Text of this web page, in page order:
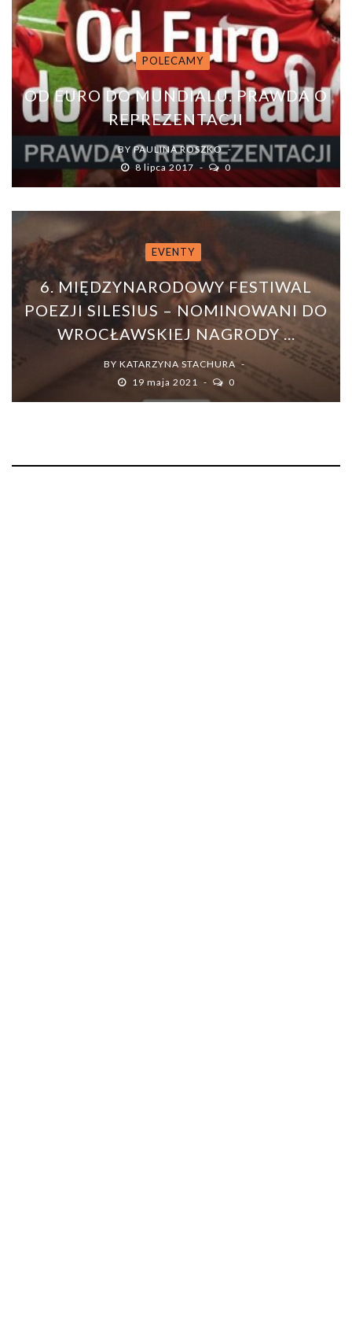
POLECAMY
OD EURO DO MUNDIALU. PRAWDA O
REPREZENTACJI
BYPAULINA ROSZKO
8 lipca 2017
0
EVENTY
6. MIĘDZYNARODOWY FESTIWAL
POEZJI SILESIUS – NOMINOWANI DO
WROCŁAWSKIEJ NAGRODY ...
BY KATARZYNA STACHURA
19 maja 2021
0